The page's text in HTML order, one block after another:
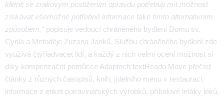
klienti se zrakovým postižením opravdu potřebují mít možnost
získávat všemožné potřebné informace také tímto alternativním
způsobem,“ popisuje vedoucí chráněného bydlení Domu sv.
Cyrila a Metoděje Zuzana Janků. Službu chráněného bydlení zde
využívá čtyřiadvacet lidí, a každý z nich velmi ocení možnost si
díky kompenzační pomůcce Adaptech textReado Move přečíst
články z různých časopisů, knih, jídelního menu v restauraci,
informace z etiket potravinářských výrobků, příbalové letáky léků,